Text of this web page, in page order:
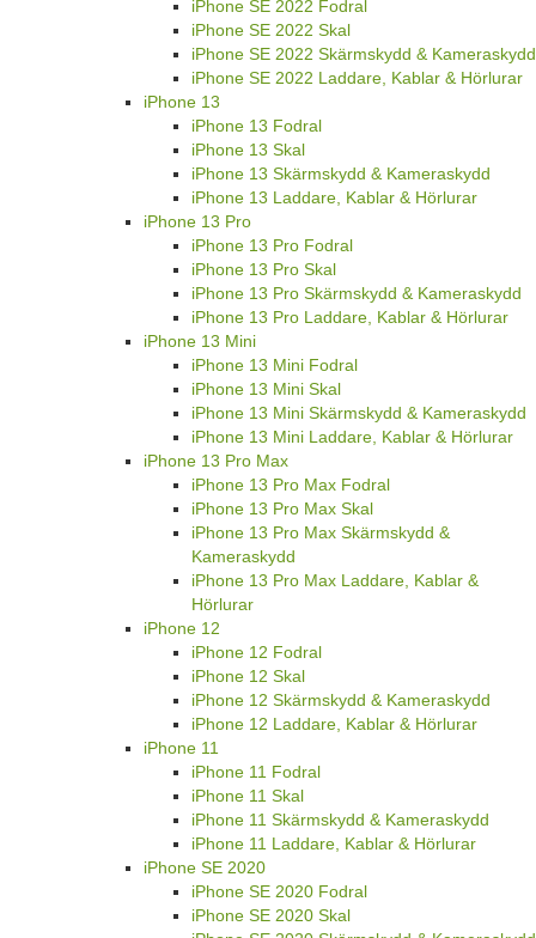
iPhone SE 2022 Fodral
iPhone SE 2022 Skal
iPhone SE 2022 Skärmskydd & Kameraskydd
iPhone SE 2022 Laddare, Kablar & Hörlurar
iPhone 13
iPhone 13 Fodral
iPhone 13 Skal
iPhone 13 Skärmskydd & Kameraskydd
iPhone 13 Laddare, Kablar & Hörlurar
iPhone 13 Pro
iPhone 13 Pro Fodral
iPhone 13 Pro Skal
iPhone 13 Pro Skärmskydd & Kameraskydd
iPhone 13 Pro Laddare, Kablar & Hörlurar
iPhone 13 Mini
iPhone 13 Mini Fodral
iPhone 13 Mini Skal
iPhone 13 Mini Skärmskydd & Kameraskydd
iPhone 13 Mini Laddare, Kablar & Hörlurar
iPhone 13 Pro Max
iPhone 13 Pro Max Fodral
iPhone 13 Pro Max Skal
iPhone 13 Pro Max Skärmskydd &
Kameraskydd
iPhone 13 Pro Max Laddare, Kablar &
Hörlurar
iPhone 12
iPhone 12 Fodral
iPhone 12 Skal
iPhone 12 Skärmskydd & Kameraskydd
iPhone 12 Laddare, Kablar & Hörlurar
iPhone 11
iPhone 11 Fodral
iPhone 11 Skal
iPhone 11 Skärmskydd & Kameraskydd
iPhone 11 Laddare, Kablar & Hörlurar
iPhone SE 2020
iPhone SE 2020 Fodral
iPhone SE 2020 Skal